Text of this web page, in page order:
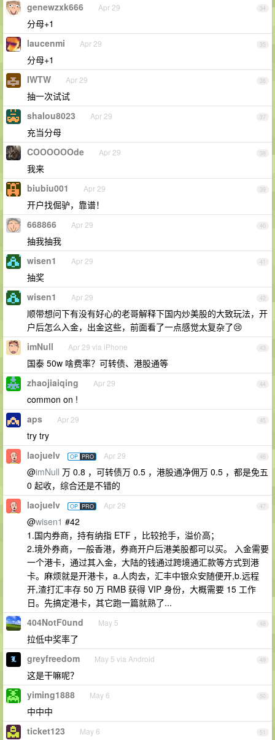
34
genewzxk666 Apr 29
分母+1
35
laucenmi Apr 29
分母+1
36
IWTW Apr 29
抽一次试试
37
shalou8023 Apr 29
充当分母
38
COOOOOOde Apr 29
我来
39
biubiu001 Apr 29
开户找倔驴，靠谱！
40
668866 Apr 29
抽我抽我
41
wisen1 Apr 29
抽奖
42
wisen1 Apr 29
顺带想问下有没有好心的老哥解释下国内炒美股的大致玩法，开
户后怎么入金，出金这些，前面看了一点感觉太复杂了😢
43
imNull Apr 29 via iPhone
国泰 50w 啥费率？可转债、港股通等
44
zhaojiaiqing Apr 29
common on !
45
aps Apr 29
try try
46
laojuelv OP PRO Apr 29
@imNull 万 0.8 ，可转债万 0.5 ，港股通净佣万 0.5 ，都是免五
0 起收，综合还是不错的
47
laojuelv OP PRO Apr 29
@wisen1 #42
1.国内券商，持有纳指 ETF ，比较抢手，溢价高；
2.境外券商，一般香港，券商开户后港美股都可以买。 入金需要
一个港卡，通过其入金，大陆的钱通过跨境通汇款等方式到港
卡。麻烦就是开港卡，a.人肉去，汇丰中银众安随便开,b.远程
开,渣打汇丰存 50 万 RMB 获得 VIP 身份，大概需要 15 工作
日。先搞定港卡，其它跑一篇就熟了...
48
404NotF0und May 5
拉低中奖率了
49
greyfreedom May 5 via Android
这是干嘛呢？
50
yiming1888 May 6
中中中
51
ticket123 May 6